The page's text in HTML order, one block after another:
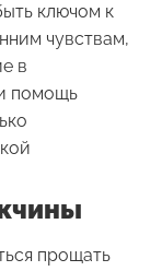
ключом к
чувствам,
в
помощь
прощать